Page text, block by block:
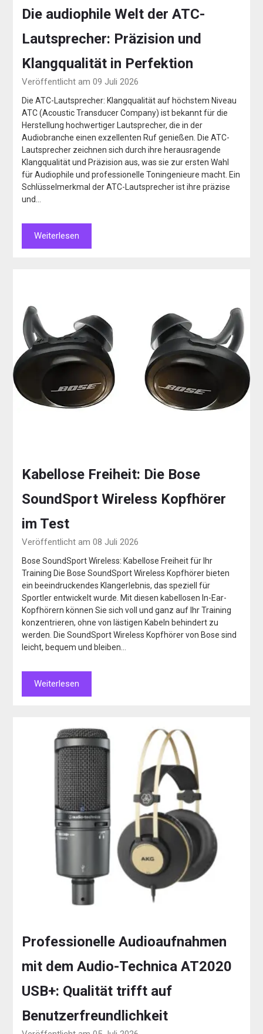
Die audiophile Welt der ATC-
Lautsprecher: Präzision und
Klangqualität in Perfektion
Veröffentlicht am 09 Juli 2026
Die ATC-Lautsprecher: Klangqualität auf höchstem Niveau
ATC (Acoustic Transducer Company) ist bekannt für die
Herstellung hochwertiger Lautsprecher, die in der
Audiobranche einen exzellenten Ruf genießen. Die ATC-
Lautsprecher zeichnen sich durch ihre herausragende
Klangqualität und Präzision aus, was sie zur ersten Wahl
für Audiophile und professionelle Toningenieure macht. Ein
Schlüsselmerkmal der ATC-Lautsprecher ist ihre präzise
und…
Weiterlesen
Kabellose Freiheit: Die Bose
SoundSport Wireless Kopfhörer
im Test
Veröffentlicht am 08 Juli 2026
Bose SoundSport Wireless: Kabellose Freiheit für Ihr
Training Die Bose SoundSport Wireless Kopfhörer bieten
ein beeindruckendes Klangerlebnis, das speziell für
Sportler entwickelt wurde. Mit diesen kabellosen In-Ear-
Kopfhörern können Sie sich voll und ganz auf Ihr Training
konzentrieren, ohne von lästigen Kabeln behindert zu
werden. Die SoundSport Wireless Kopfhörer von Bose sind
leicht, bequem und bleiben…
Weiterlesen
Professionelle Audioaufnahmen
mit dem Audio-Technica AT2020
USB+: Qualität trifft auf
Benutzerfreundlichkeit